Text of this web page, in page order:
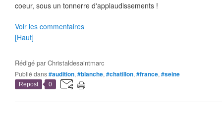
coeur, sous un tonnerre d'applaudissements !
Voir les commentaires
[Haut]
Rédigé parChristaldesaintmarc
Publié dans#audition, #blanche, #chatillon, #france, #seine
Repost 0